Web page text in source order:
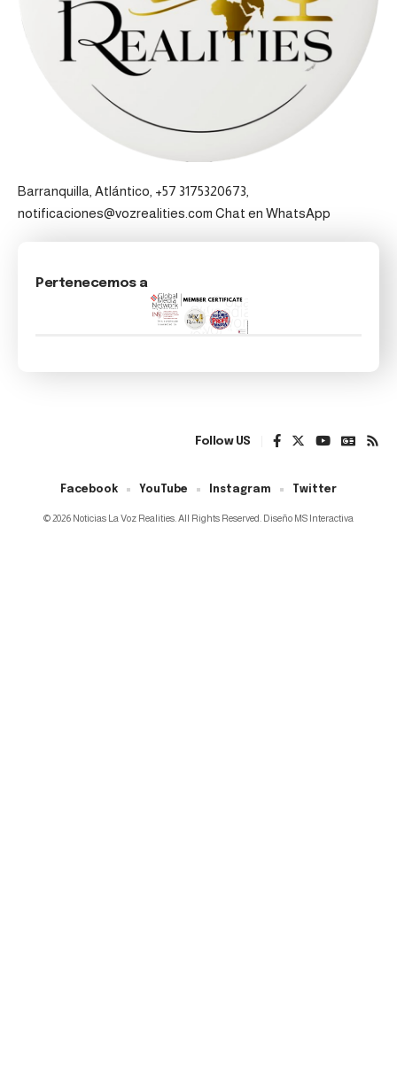
Barranquilla, Atlántico, +57 3175320673,
notificaciones@vozrealities.com Chat en WhatsApp
Pertenecemos a
Follow US
© 2026 Noticias La Voz Realities. All Rights Reserved. Diseño MS Interactiva
Facebook YouTube Instagram Twitter